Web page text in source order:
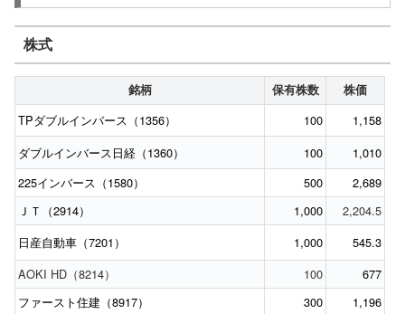
株式
銘柄 保有株数 株価
TPダブルインバース（1356） 100
1,158
ダブルインバース日経（1360）
100
1,010
225インバース（1580）
500
2,689
ＪＴ（2914）
1,000
2,204.5
日産自動車（7201）
1,000
545.3
AOKI HD（8214）
100
677
ファースト住建（8917）
300
1,196